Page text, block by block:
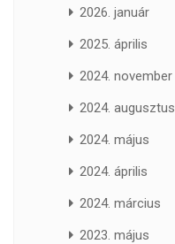
2026. január
2025. április
2024. november
2024. augusztus
2024. május
2024. április
2024. március
2023. május